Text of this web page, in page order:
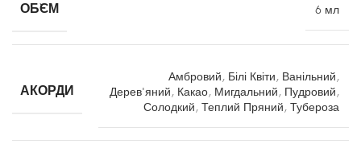
ОБ`ЄМ 6 мл
АКОРДИ
Амбровий, Білі Квіти, Ванільний,
Дерев'яний, Какао, Мигдальний, Пудровий,
Солодкий, Теплий Пряний, Тубероза